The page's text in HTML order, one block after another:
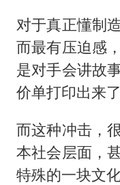
对于真正懂制
而最有压迫感
是对手会讲故
价单打印出来了
而这种冲击，
本社会层面，
特殊的一块文化